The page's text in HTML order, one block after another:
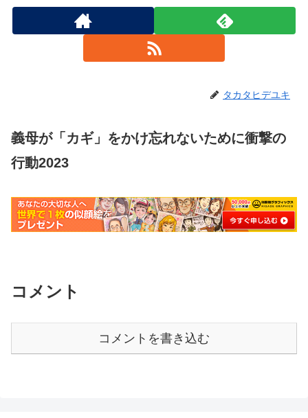
タカタヒデユキ
義母が「カギ」をかけ忘れないために衝撃の
行動2023
コメント
コメントを書き込む